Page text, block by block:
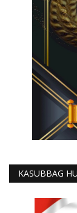
KASUBBAG